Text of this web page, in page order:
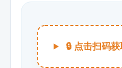
🔒 点击扫码